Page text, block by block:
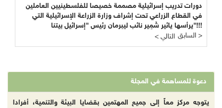
دورات تدريب إسرائيلية مصممة خصيصا للفلسطينيين العاملين
في القطاع الزراعي تحت إشراف وزارة الزراعة الإسرائيلية التي
يرأسها يائير شَمِير نائب ليبرمان رئيس "إسرائيل بيتنا"!!!
< التالي
السابق >
دعوة للمساهمة في المجلة
يتوجه مركز معاً إلى جميع المهتمين بقضايا البيئة والتنمية، أفرادا